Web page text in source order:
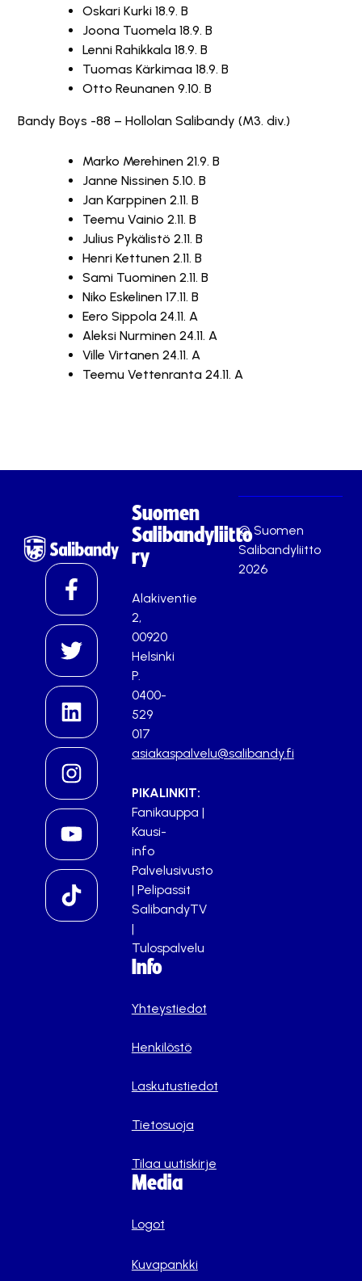
Oskari Kurki 18.9. B
Joona Tuomela 18.9. B
Lenni Rahikkala 18.9. B
Tuomas Kärkimaa 18.9. B
Otto Reunanen 9.10. B
Bandy Boys -88 – Hollolan Salibandy (M3. div.)
Marko Merehinen 21.9. B
Janne Nissinen 5.10. B
Jan Karppinen 2.11. B
Teemu Vainio 2.11. B
Julius Pykälistö 2.11. B
Henri Kettunen 2.11. B
Sami Tuominen 2.11. B
Niko Eskelinen 17.11. B
Eero Sippola 24.11. A
Aleksi Nurminen 24.11. A
Ville Virtanen 24.11. A
Teemu Vettenranta 24.11. A
Suomen
Salibandyliitto
ry
Alakiventie
2,
00920
Helsinki
P.
0400-
529
017
asiakaspalvelu@salibandy.fi
PIKALINKIT:
Fanikauppa |
Kausi-
info
Palvelusivusto
| Pelipassit
SalibandyTV
|
Tulospalvelu
Info
Yhteystiedot
Henkilöstö
Laskutustiedot
Tietosuoja
Tilaa uutiskirje
Media
Logot
Kuvapankki
© Suomen
Salibandyliitto
2026